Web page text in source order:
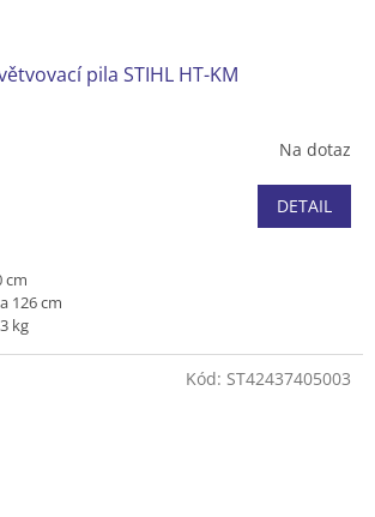
pila STIHL HT-KM
Na dotaz
DETAIL
cm
126 cm
kg
s kruhovou rukojetí (R)Kód: ST42437405003